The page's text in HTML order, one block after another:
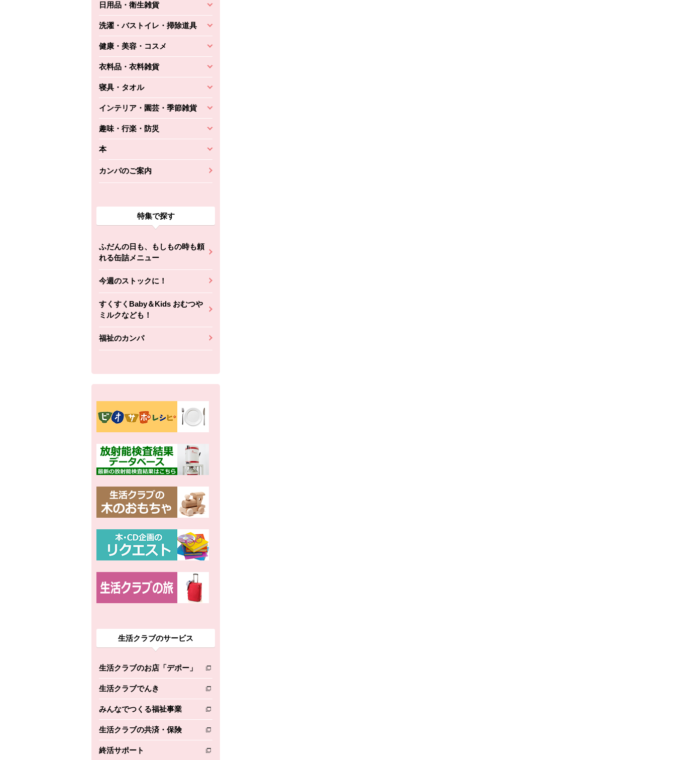
日用品・衛生雑貨
洗濯・バストイレ・掃除道具
健康・美容・コスメ
衣料品・衣料雑貨
寝具・タオル
インテリア・園芸・季節雑貨
趣味・行楽・防災
本
カンパのご案内
特集で探す
ふだんの日も、もしもの時も頼
れる缶詰メニュー
今週のストックに！
すくすくBaby＆Kids おむつや
ミルクなども！
福祉のカンパ
生活クラブのサービス
生活クラブのお店「デポー」
別のウィンドウで開きます。
生活クラブでんき
別のウィンドウで開きます。
みんなでつくる福祉事業
別のウィンドウで開きます。
生活クラブの共済・保険
別のウィンドウで開きます。
終活サポート
別のウィンドウで開きます。